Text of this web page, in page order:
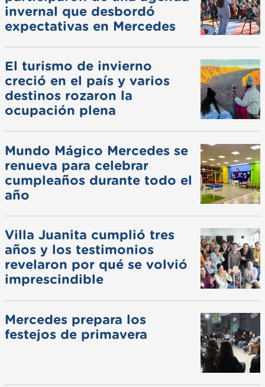
invernal que desbordó
expectativas en Mercedes
El turismo de invierno
creció en el país y varios
destinos rozaron la
ocupación plena
Mundo Mágico Mercedes se
renueva para celebrar
cumpleaños durante todo el
año
Villa Juanita cumplió tres
años y los testimonios
revelaron por qué se volvió
imprescindible
Mercedes prepara los
festejos de primavera